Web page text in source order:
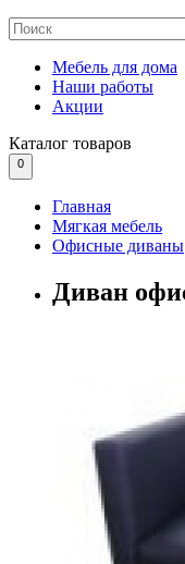
Мебель для дома
Наши работы
Акции
Каталог товаров
0
Главная
Мягкая мебель
Офисные диваны
Диван